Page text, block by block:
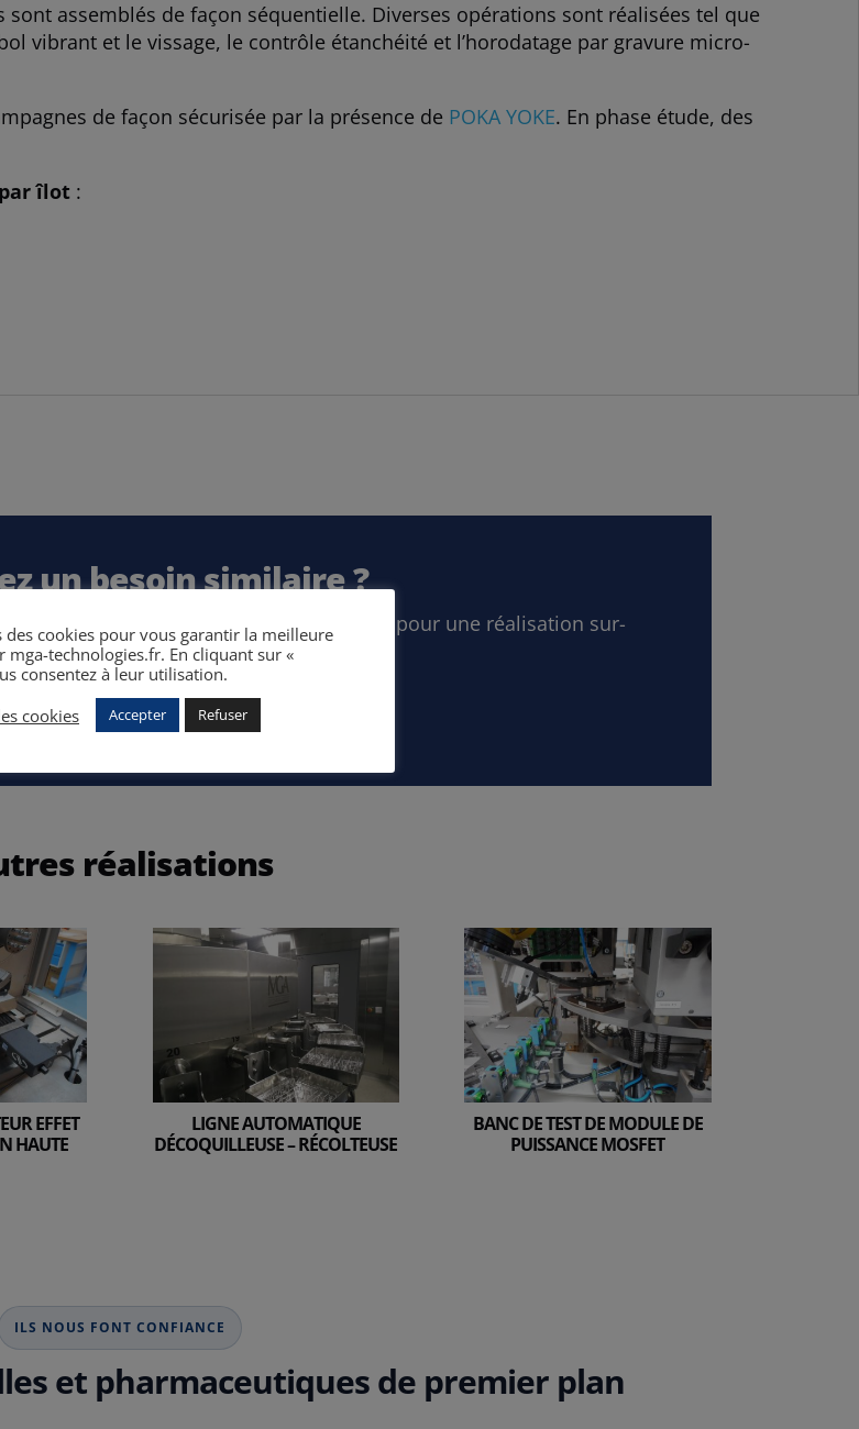
assemblés de façon séquentielle. Diverses opérations sont réalisées tel que
vibrant et le vissage, le contrôle étanchéité et l’horodatage par gravure micro-
de façon sécurisée par la présence de POKA YOKE. En phase étude, des
îlot :
un besoin similaire ?
afin d’obtenir un devis personnalisé pour une réalisation sur-
mesure.
NOTRE BUREAU D'ETUDES
réalisations
EFFET
HAUTE
LIGNE AUTOMATIQUE
DÉCOQUILLEUSE – RÉCOLTEUSE
BANC DE TEST DE MODULE DE
PUISSANCE MOSFET
ILS NOUS FONT CONFIANCE
et pharmaceutiques de premier plan
des cookies pour vous garantir la meilleure
mga-technologies.fr. En cliquant sur «
consentez à leur utilisation.
cookies
Accepter Refuser